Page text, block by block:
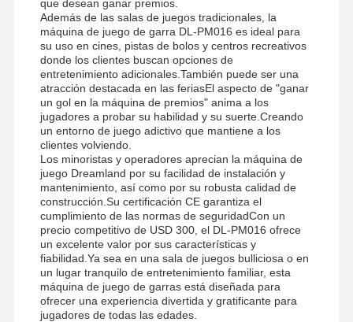
Simulador de carreras de autos VR
que desean ganar premios.
Además de las salas de juegos tradicionales, la
máquina de juego de garra DL-PM016 es ideal para
su uso en cines, pistas de bolos y centros recreativos
donde los clientes buscan opciones de
entretenimiento adicionales.También puede ser una
atracción destacada en las feriasEl aspecto de "ganar
un gol en la máquina de premios" anima a los
jugadores a probar su habilidad y su suerte.Creando
un entorno de juego adictivo que mantiene a los
clientes volviendo.
Los minoristas y operadores aprecian la máquina de
juego Dreamland por su facilidad de instalación y
mantenimiento, así como por su robusta calidad de
construcción.Su certificación CE garantiza el
cumplimiento de las normas de seguridadCon un
precio competitivo de USD 300, el DL-PM016 ofrece
un excelente valor por sus características y
fiabilidad.Ya sea en una sala de juegos bulliciosa o en
un lugar tranquilo de entretenimiento familiar, esta
máquina de juego de garras está diseñada para
ofrecer una experiencia divertida y gratificante para
jugadores de todas las edades.